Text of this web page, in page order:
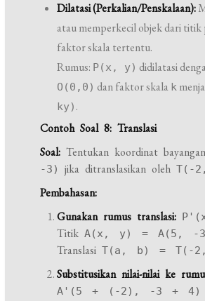
Dilatasi (Perkalian/Penskalaan):
atau memperkecil objek dari titik
faktor skala tertentu.
Rumus: P(x, y) didilatasi
O(0,0) dan faktor skala k
ky) .
Contoh Soal 8: Translasi
Soal: Tentukan koordinat
-3)
jika ditranslasikan olehT(-
Pembahasan:
Gunakan rumus translasi:
TitikA(x, y) = A(5, -
TranslasiT(a, b) = T(-
Substitusikan nilai-nilai ke
A'(5 + (-2), -3 + 4)